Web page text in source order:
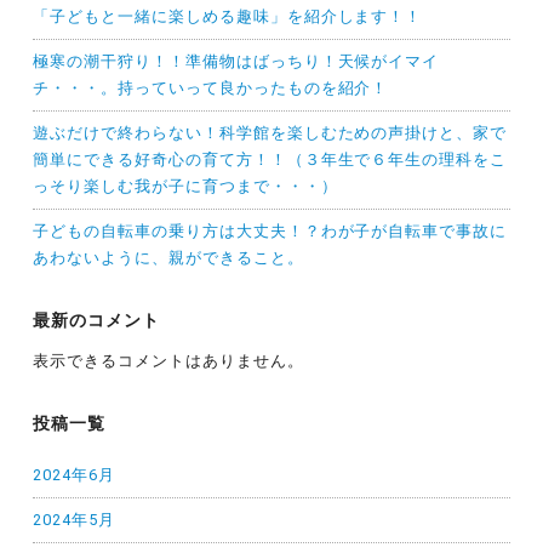
「子どもと一緒に楽しめる趣味」を紹介します！！
極寒の潮干狩り！！準備物はばっちり！天候がイマイ
チ・・・。持っていって良かったものを紹介！
遊ぶだけで終わらない！科学館を楽しむための声掛けと、家で
簡単にできる好奇心の育て方！！（３年生で６年生の理科をこ
っそり楽しむ我が子に育つまで・・・）
子どもの自転車の乗り方は大丈夫！？わが子が自転車で事故に
あわないように、親ができること。
最新のコメント
表示できるコメントはありません。
投稿一覧
2024年6月
2024年5月